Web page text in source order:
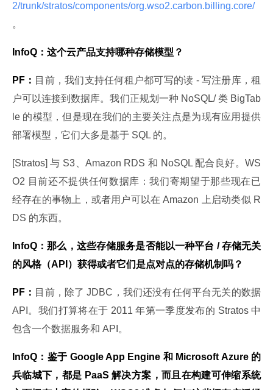
2/trunk/stratos/components/org.wso2.carbon.billing.core/
。
InfoQ：这个云产品支持哪种存储模型？
PF： 目前，我们支持任何租户都可写的读 - 写注册库，租
户可以连接到数据库。我们正规划一种 NoSQL/ 类 BigTab
le 的模型，但是现在我们的主要关注点是为现有应用提供
部署模型，它们大多是基于 SQL 的。
[Stratos] 与 S3、Amazon RDS 和 NoSQL 配合良好。WS
O2 目前还不提供任何数据库：我们寄期望于那些现在已
经存在的事物上，或者用户可以在 Amazon 上启动类似 R
DS 的东西。
InfoQ：那么，这些存储服务是否能以一种平台 / 存储无关
的风格（API）获得或者它们是点对点的存储机制吗？
PF： 目前，除了 JDBC，我们还没有任何平台无关的数据
API。我们打算将在于 2011 年第一季度发布的 Stratos 中
包含一个数据服务和 API。
InfoQ：鉴于 Google App Engine 和 Microsoft Azure 的
兵临城下，都是 PaaS 解决方案，而且在构建可伸缩系统